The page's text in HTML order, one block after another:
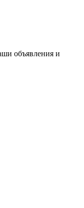
объявления и